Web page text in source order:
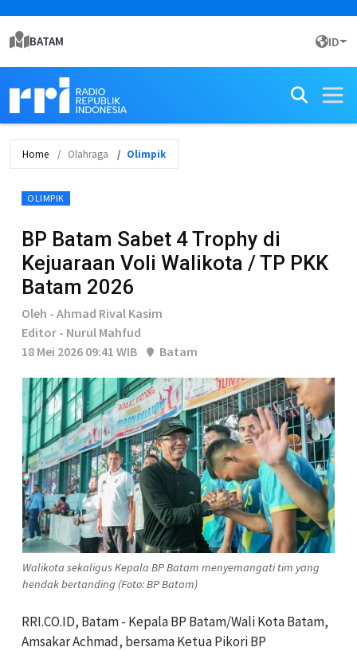
BATAM ID
Home Olahraga Olimpik
OLIMPIK
BP Batam Sabet 4 Trophy di
Kejuaraan Voli Walikota / TP PKK
Batam 2026
Oleh - Ahmad Rival Kasim
Editor - Nurul Mahfud
18 Mei 2026 09:41 WIB
Batam
Walikota sekaligus Kepala BP Batam menyemangati tim yang
hendak bertanding (Foto: BP Batam)
RRI.CO.ID, Batam - Kepala BP Batam/Wali Kota Batam,
Amsakar Achmad, bersama Ketua Pikori BP